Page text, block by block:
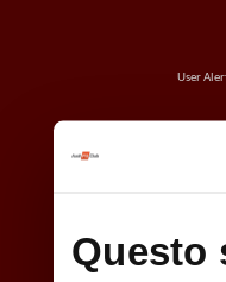
Questo
User